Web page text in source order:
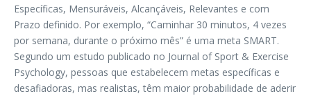
Específicas, Mensuráveis, Alcançáveis, Relevantes e com
Prazo definido. Por exemplo, “Caminhar 30 minutos, 4 vezes
por semana, durante o próximo mês” é uma meta SMART.
Segundo um estudo publicado no Journal of Sport & Exercise
Psychology, pessoas que estabelecem metas específicas e
desafiadoras, mas realistas, têm maior probabilidade de aderir